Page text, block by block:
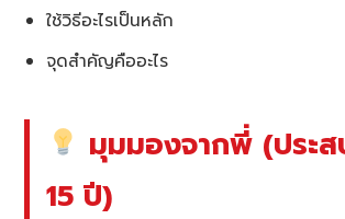
ใช้วิธีอะไรเป็นหลัก
จุดสำคัญคืออะไร
มุมมองจากพี่ (ประ
15 ปี)